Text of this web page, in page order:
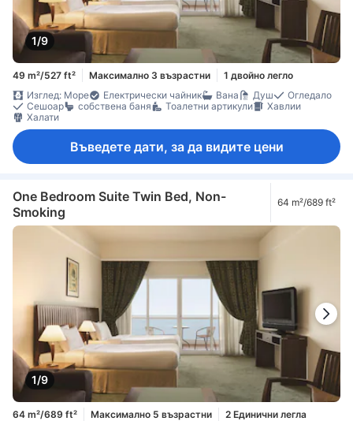
1/9
49 m²/527 ft² Максимално 3 възрастни
1 двойно легло
Изглед: Море
Електрически чайник Вана Душ
Огледало
Сешоар
собствена баня Тоалетни артикули
Хавлии
Халати
Въведете дати, за да видите цени
One Bedroom Suite Twin Bed, Non-
Smoking
64 m²/689 ft²
1/9
64 m²/689 ft² Максимално 5 възрастни
2 Единични легла